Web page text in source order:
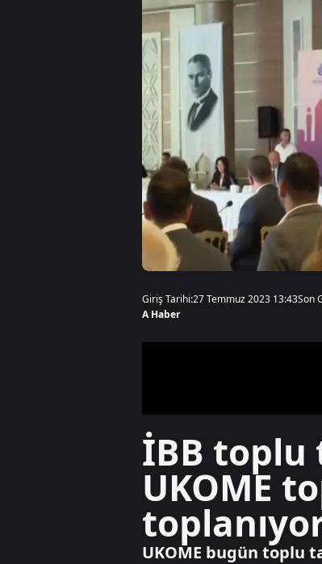
Giriş Tarihi:27 Temmuz 2023 13:43Son
A Haber
İBB toplu
UKOME
UKOME bugün toplu